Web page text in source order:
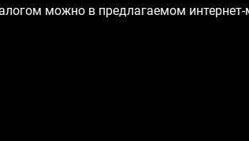
можно в предлагаемом интернет-